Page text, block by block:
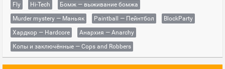
Fly
Hi-Tech
Бомж — выживание бомжа
Murder mystery — Маньяк
Paintball — Пейнтбол
BlockParty
Хардкор — Hardcore
Анархия — Anarchy
Копы и заключённые — Cops and Robbers